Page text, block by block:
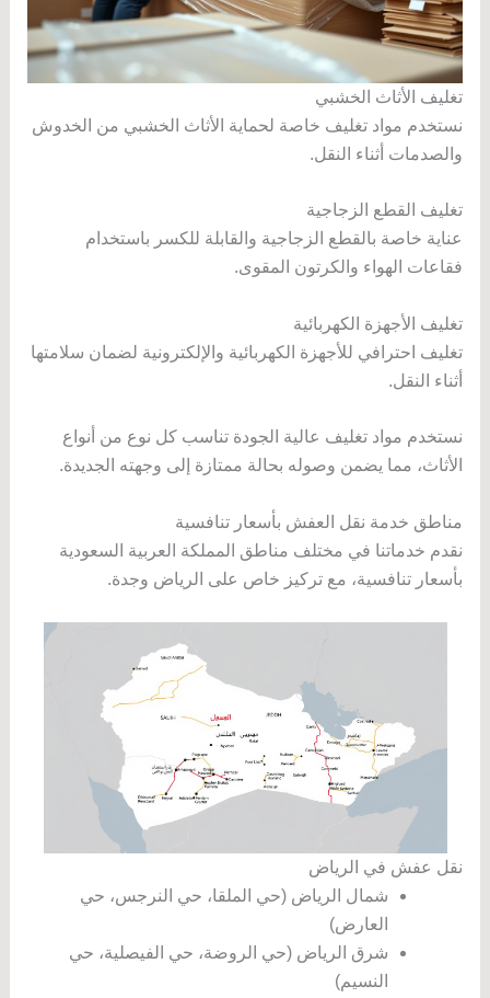
تغليف الأثاث الخشبي
نستخدم مواد تغليف خاصة لحماية الأثاث الخشبي من الخدوش
والصدمات أثناء النقل.
تغليف القطع الزجاجية
عناية خاصة بالقطع الزجاجية والقابلة للكسر باستخدام
فقاعات الهواء والكرتون المقوى.
تغليف الأجهزة الكهربائية
تغليف احترافي للأجهزة الكهربائية والإلكترونية لضمان سلامتها
أثناء النقل.
نستخدم مواد تغليف عالية الجودة تناسب كل نوع من أنواع
الأثاث، مما يضمن وصوله بحالة ممتازة إلى وجهته الجديدة.
مناطق خدمة نقل العفش بأسعار تنافسية
نقدم خدماتنا في مختلف مناطق المملكة العربية السعودية
بأسعار تنافسية، مع تركيز خاص على الرياض وجدة.
نقل عفش في الرياض
شمال الرياض (حي الملقا، حي النرجس، حي
العارض)
شرق الرياض (حي الروضة، حي الفيصلية، حي
النسيم)